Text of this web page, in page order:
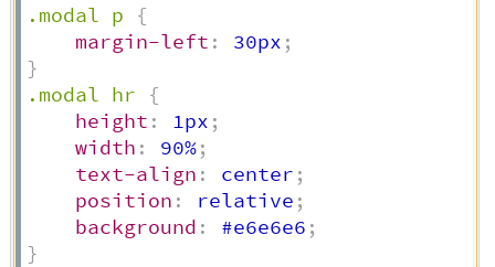
.modal p
{
margin-left : 30px ;
}
.modal hr
{
height : 1px ;
width : 90%;
text-align : center ;
position : relative ;
background : #e6e6e6 ;
}